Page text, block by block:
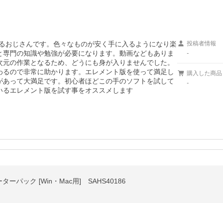
おじさんです。色々なものが安く手に入るようになり楽
門の知識や勉強が必要になります。動画などもありま
の作業となるため、どうにも身が入りませんでした。
ので非常に助かります。エレメント版を使って満足し
って大満足です。初心者ほどこの手のソフトを試して
エレメント版を試す事をオススメします
投稿者情報
-
購入した商品
-
ーパック [Win・Mac用] SAHS40186